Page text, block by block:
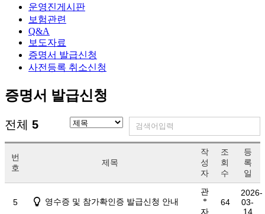
운영진게시판
보험관련
Q&A
보도자료
증명서 발급신청
사전등록 취소신청
증명서 발급신청
전체 5
번
호
제목
작
성
자
조
회
수
등
록
일
5 영수증 및 참가확인증 발급신청 안내
관
*
자
64
2026-
03-
14